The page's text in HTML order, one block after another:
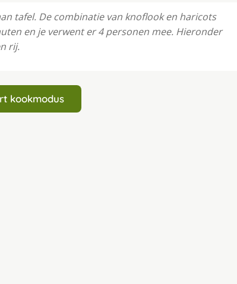
tafel. De combinatie van knoflook en haricots
en je verwent er 4 personen mee. Hieronder
rij.
kookmodus